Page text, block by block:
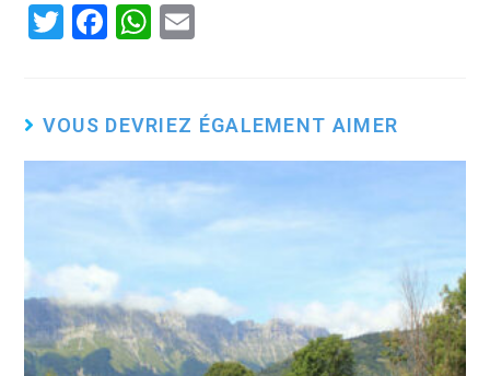
T
er
F
b
o
W
s
A
p
VOUS DEVRIEZ ÉGALEMENT AIMER